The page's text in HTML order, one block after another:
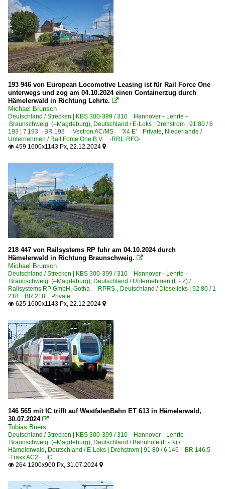
Sachsen-Anhalt
Unternehmen (A - K)
Abellio Rail GmbH - WestfalenBahn GmbH, Bielefeld
Alpha Trains Europa GmbH ·ATDE·
ArcelorMittal Eisenhüttenstadt Transport GmbH ·EKO·
BBL Logistik GmbH, Hannover
Bocholter Eisenbahn Gesellschaft mbH ·BEG·
Captrain - ITL Eisenbahngesellschaft mbH, Dresden
Captrain Deutschland GmbH ·CTD· ab 01.2010
CFL Cargo Deutschland GmbH
CTL Logistik GmbH, Berlin
DB Cargo Deutschland AG, Mainz ex DB Schenker
DB Fernverkehr AG - BahnCharter, Frankfurt (Main)
DB Fernverkehr AG, Frankfurt (Main)
DB Regio AG - Region Nord ab 2015
DB Regio AG - Region NRW ab 2004
DeltaRail GmbH, Frankfurt (Oder) ·DELTA·
Deutsche Gleis- und Tiefbau GmbH ·DGT·
EBM Cargo GmbH
Eisenbahnen und Verkehrsbetriebe Elbe-Weser GmbH,
Eisenbahngesellschaft Potsdam ·EGP·
ERS Railways GmbH, Hamburg ·DB·
Häfen - Und Güterverkehr Köln ·HGK·
Havelländische Eisenbahn AG ·HVLE·
Hector Rail (Germany) GmbH, Bochum ·HCTOR·HRDE·
HSL Logistik GmbH, Hamburg
InfraLeuna GmbH, Leuna ·IL·LEUNA·
Unternehmen (L - Z)
Metronom Eisenbahngesellschaft - Enno, Uelzen ·ME·
Mitteldeutsche Eisenbahn GmbH, Schkopau ·MEG·
193 946 von European Locomotive Leasing ist für Rail Force One
unterwegs und zog am 04.10.2024 einen Containerzug durch
Hämelerwald in Richtung Lehrte. 
Michael Brunsch
Deutschland / Strecken | KBS 300-399 / 310 Hannover – Lehrte –
Braunschweig (–Magdeburg), Deutschland / E-Loks | Drehstrom | 91 80 / 6
193 ¦ 7 193 BR 193 ·Vectron AC/MS· 'X4 E' Private, Niederlande /
Unternehmen / Rail Force One B.V. ·RRL·RFO·
 459 1600x1143 Px, 22.12.2024 
218 447 von Railsystems RP fuhr am 04.10.2024 durch
Hämelerwald in Richtung Braunschweig. 
Michael Brunsch
Deutschland / Strecken | KBS 300-399 / 310 Hannover – Lehrte –
Braunschweig (–Magdeburg), Deutschland / Unternehmen (L - Z) /
Railsystems RP GmbH, Gotha ·RPRS·, Deutschland / Dieselloks | 92 80 / 1
218 BR 218 Private
 625 1600x1143 Px, 22.12.2024 
146 565 mit IC trifft auf WestfalenBahn ET 613 in Hämelerwald,
30.07.2024 
Tobias Büers
Deutschland / Strecken | KBS 300-399 / 310 Hannover – Lehrte –
Braunschweig (–Magdeburg), Deutschland / Bahnhöfe (F - K) /
Hämelerwald , Deutschland / E-Loks | Drehstrom | 91 80 / 6 146 BR 146.5
·Traxx AC2· IC
 264 1200x900 Px, 31.07.2024 